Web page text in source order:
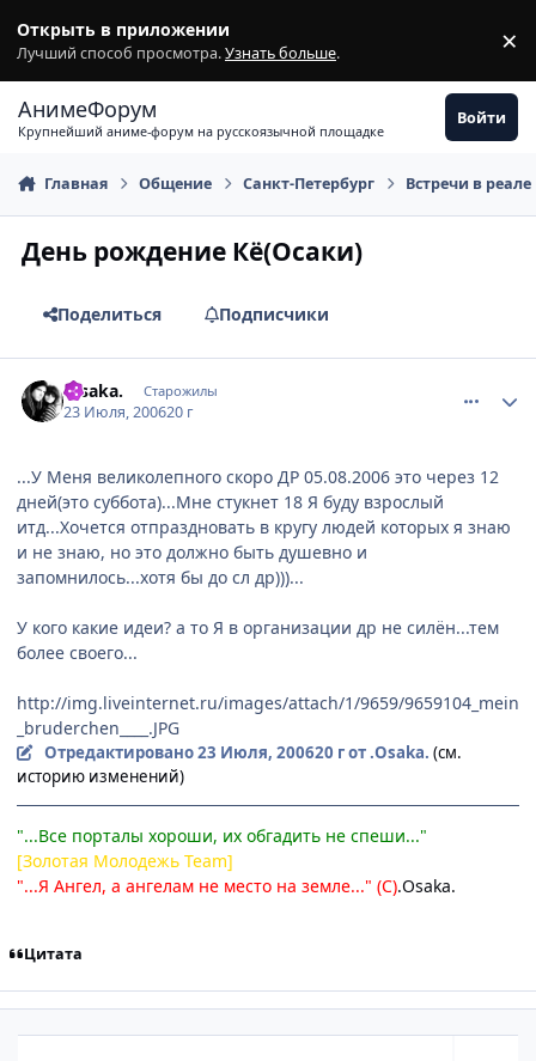
Открыть в приложении
Лучший способ просмотра.Узнать больше. ×
АнимеФорум
Крупнейший аниме-форум на русскоязычной площадке
Войти
Главная Общение Санкт-Петербург Встречи в реале
День рождение Кё(Осаки)
Поделиться Подписчики
.Osakа. Старожилы
23 Июля, 200620 г
...У Меня великолепного скоро ДР 05.08.2006 это через 12
дней(это суббота)...Мне стукнет 18 Я буду взрослый
итд...Хочется отпраздновать в кругу людей которых я знаю
и не знаю, но это должно быть душевно и
запомнилось...хотя бы до сл др)))...
У кого какие идеи? а то Я в организации др не силён...тем
более своего...
http://img.liveinternet.ru/images/attach/1/9659/9659104_mein
_bruderchen____.JPG
Отредактировано23 Июля, 200620 гот .Osakа. (см.
историю изменений)
"...Все порталы хороши, их обгадить не спеши..."
[Золотая Молодежь Team]
"...Я Ангел, а ангелам не место на земле..." (С).Osaka.
Цитата